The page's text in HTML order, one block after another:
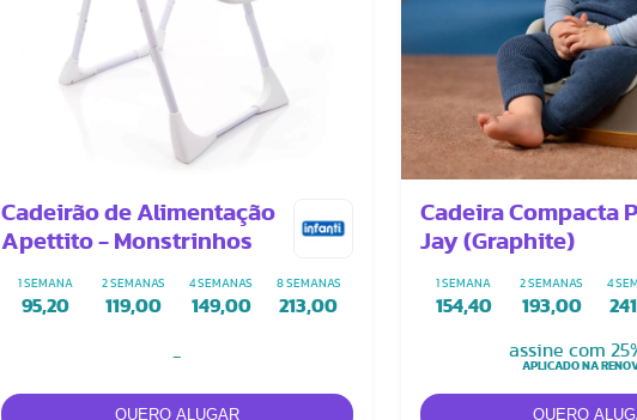
Cadeirão de Alimentação
Apettito - Monstrinhos
1 SEMANA
95,20
2 SEMANAS
119,00
4 SEMANAS
149,00
8 SEMANAS
213,00
-
Cadeira Compacta
Jay (Graphite)
1 SEMANA
154,40
2 SEMANAS
193,00
4
assine com
APLICADO NA